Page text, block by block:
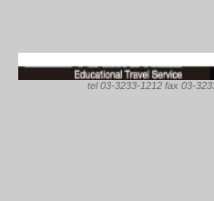
tel 03-3233-1212 fax 03-